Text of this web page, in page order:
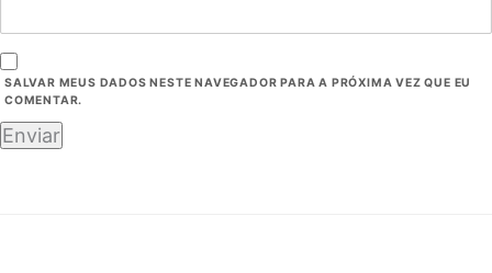
SALVAR MEUS DADOS NESTE NAVEGADOR PARA A PRÓXIMA VEZ QUE EU
COMENTAR.